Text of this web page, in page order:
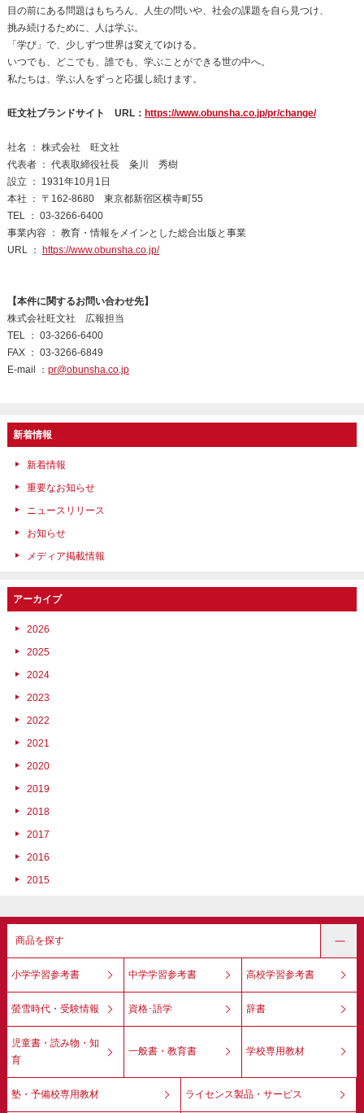
目の前にある問題はもちろん、人生の問いや、社会の課題を自ら見つけ、
挑み続けるために、人は学ぶ。
「学び」で、少しずつ世界は変えてゆける。
いつでも、どこでも、誰でも、学ぶことができる世の中へ。
私たちは、学ぶ人をずっと応援し続けます。
旺文社ブランドサイト URL： https://www.obunsha.co.jp/pr/change/
社名 ： 株式会社 旺文社
代表者 ： 代表取締役社長 粂川 秀樹
設立 ： 1931年10月1日
本社 ： 〒162-8680 東京都新宿区横寺町55
TEL ： 03-3266-6400
事業内容 ： 教育・情報をメインとした総合出版と事業
URL ： https://www.obunsha.co.jp/
【本件に関するお問い合わせ先】
株式会社旺文社 広報担当
TEL ： 03-3266-6400
FAX ： 03-3266-6849
E-mail ： pr@obunsha.co.jp
新着情報
新着情報
重要なお知らせ
ニュースリリース
お知らせ
メディア掲載情報
アーカイブ
2026
2025
2024
2023
2022
2021
2020
2019
2018
2017
2016
2015
商品を探す
小学学習参考書 中学学習参考書 高校学習参考書
螢雪時代・受験情報 資格･語学 辞書
児童書・読み物・知
育
一般書・教育書 学校専用教材
塾・予備校専用教材 ライセンス製品・サービス